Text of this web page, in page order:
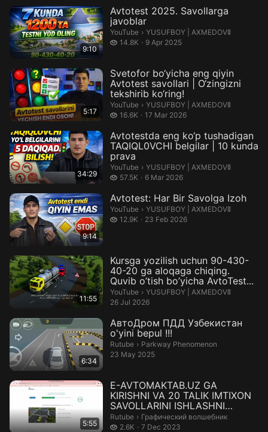
9:10
Avtotest 2025. Savollarga
javoblar
YouTube › YUSUFBOY | AXMEDOV🚦.
YUSUFBOY | AXMEDOV🚦
14.8K
14.8 thousand views
9 Apr 2025
5:17
Svetofor bo‘yicha eng qiyin
Avtotest savollari | O‘zingizni
tekshirib ko‘ring!
YouTube › YUSUFBOY | AXMEDOV🚦.
YUSUFBOY | AXMEDOV🚦
16.6K
16.6 thousand views
17 Mar 2026
34:29
Avtotestda eng ko‘p tushadigan
TAQIQL0VCHI belgilar | 10 kunda
prava
YouTube › YUSUFBOY | AXMEDOV🚦.
YUSUFBOY | AXMEDOV🚦
57.5K
57.5 thousand views
6 Mar 2026
9:14
Avtotest: Har Bir Savolga Izoh
YouTube › YUSUFBOY | AXMEDOV🚦.
YUSUFBOY | AXMEDOV🚦
12.9K
12.9 thousand views
23 Feb 2026
11:55
Kursga yozilish uchun 90-430-
40-20 ga aloqaga chiqing.
Quvib o’tish bo’yicha AvtoTest...
YouTube › YUSUFBOY | AXMEDOV🚦.
YUSUFBOY | AXMEDOV🚦
26 Jul 2026
6:34
АвтоДром ПДД Узбекистан
o'yini bepul !!!
Rutube › Parkway Phenomenon.
Parkway Phenomenon
23 May 2025
5:55
E-AVTOMAKTAB.UZ GA
KIRISHNI VA 20 TALIK IMTIXON
SAVOLLARINI ISHLASHNI
O'RGANAMIZ...
Rutube › Графический волшебник.
Графический волшебник
2.6K
2.6 thousand views
7 Dec 2023